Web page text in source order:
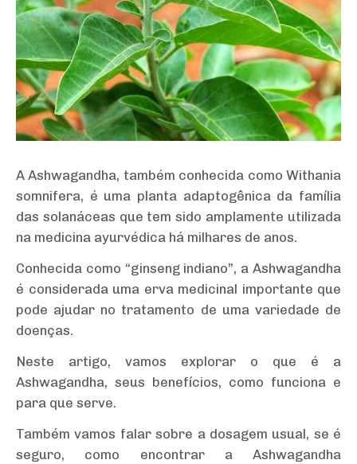
A Ashwagandha, também conhecida como Withania
somnifera, é uma planta adaptogênica da família
das solanáceas que tem sido amplamente utilizada
na medicina ayurvédica há milhares de anos.
Conhecida como “ginseng indiano”, a Ashwagandha
é considerada uma erva medicinal importante que
pode ajudar no tratamento de uma variedade de
doenças.
Neste artigo, vamos explorar o que é a
Ashwagandha, seus benefícios, como funciona e
para que serve.
Também vamos falar sobre a dosagem usual, se é
seguro, como encontrar a Ashwagandha